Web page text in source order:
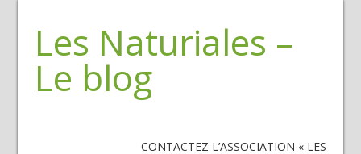
Les Naturiales –
Le blog
CONTACTEZ L’ASSOCIATION « LES